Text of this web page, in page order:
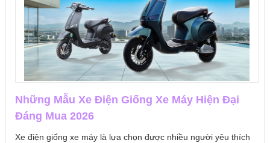
Những Mẫu Xe Điện Giống Xe Máy Hiện Đại
Đáng Mua 2026
Xe điện giống xe máy là lựa chọn được nhiều người yêu thích